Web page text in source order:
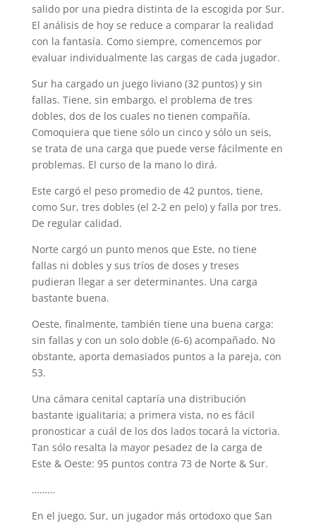
salido por una piedra distinta de la escogida por Sur.
El análisis de hoy se reduce a comparar la realidad
con la fantasía. Como siempre, comencemos por
evaluar individualmente las cargas de cada jugador.
Sur ha cargado un juego liviano (32 puntos) y sin
fallas. Tiene, sin embargo, el problema de tres
dobles, dos de los cuales no tienen compañía.
Comoquiera que tiene sólo un cinco y sólo un seis,
se trata de una carga que puede verse fácilmente en
problemas. El curso de la mano lo dirá.
Este cargó el peso promedio de 42 puntos, tiene,
como Sur, tres dobles (el 2-2 en pelo) y falla por tres.
De regular calidad.
Norte cargó un punto menos que Este, no tiene
fallas ni dobles y sus tríos de doses y treses
pudieran llegar a ser determinantes. Una carga
bastante buena.
Oeste, finalmente, también tiene una buena carga:
sin fallas y con un solo doble (6-6) acompañado. No
obstante, aporta demasiados puntos a la pareja, con
53.
Una cámara cenital captaría una distribución
bastante igualitaria; a primera vista, no es fácil
pronosticar a cuál de los dos lados tocará la victoria.
Tan sólo resalta la mayor pesadez de la carga de
Este & Oeste: 95 puntos contra 73 de Norte & Sur.
………
En el juego, Sur, un jugador más ortodoxo que San